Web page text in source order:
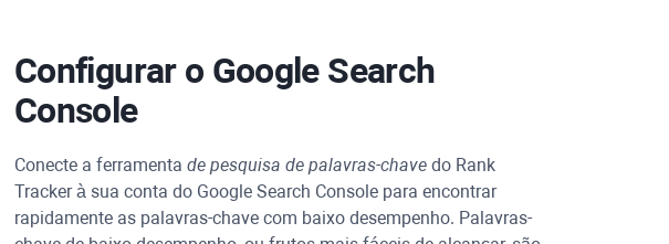
Configurar o Google Search
Console
Conecte a ferramenta de pesquisa de palavras-chave do Rank
Trackerà sua conta do Google Search Console para encontrar
rapidamente as palavras-chave com baixo desempenho. Palavras-